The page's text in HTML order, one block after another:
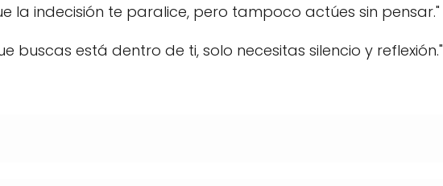
la indecisión te paralice, pero tampoco actúes sin pensar."
buscas está dentro de ti, solo necesitas silencio y reflexión."